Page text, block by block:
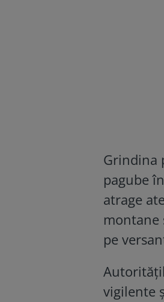
Grindina
pagube
atrage
montane
pe
vigilente